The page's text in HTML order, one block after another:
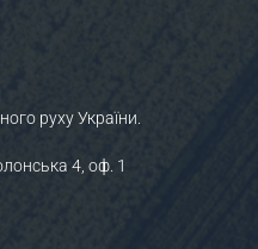
руху України.
4, оф. 1